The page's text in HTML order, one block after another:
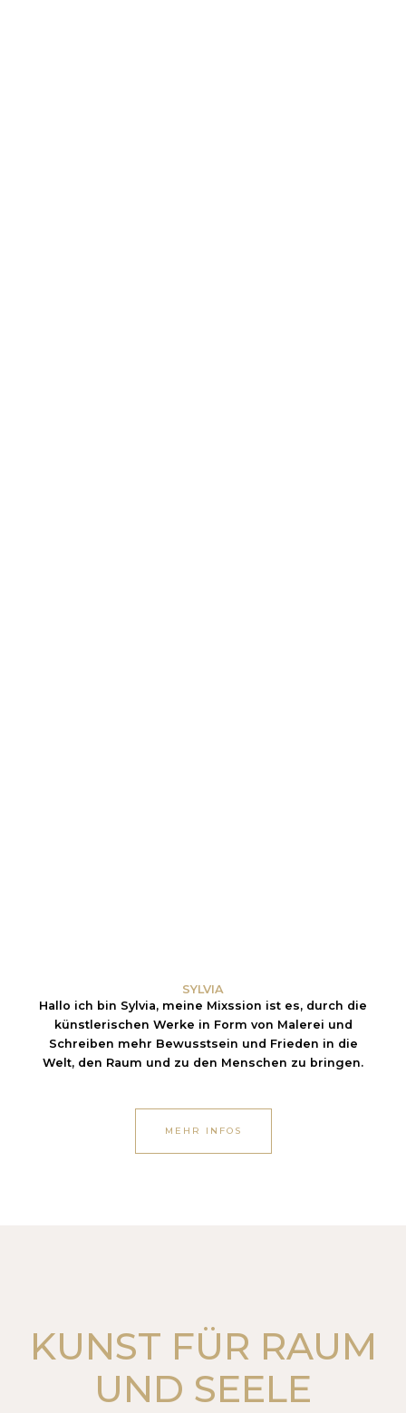
SYLVIA
Hallo ich bin Sylvia, meine Mixssion ist es, durch die
künstlerischen Werke in Form von Malerei und
Schreiben mehr Bewusstsein und Frieden in die
Welt, den Raum und zu den Menschen zu bringen.
MEHR INFOS
KUNST FÜR RAUM
UND SEELE